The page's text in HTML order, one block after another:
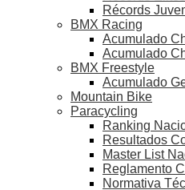
Récords
BMX Racing
Acumulado
Acumulado
BMX Freestyle
Acumulado
Mountain Bike
Paracycling
Ranking
Resultados
Master List
Reglamento
Normativa